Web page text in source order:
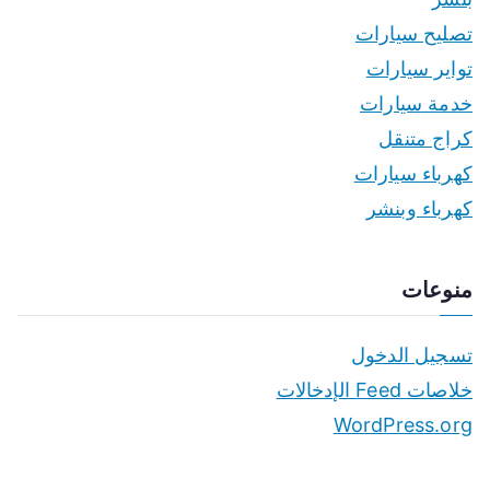
تصليح سيارات
تواير سيارات
خدمة سيارات
كراج متنقل
كهرباء سيارات
كهرباء وبنشر
منوعات
تسجيل الدخول
خلاصات Feed الإدخالات
WordPress.org